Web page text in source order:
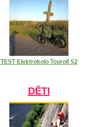
TEST Elektrokolo Touroll S2
DĚTI